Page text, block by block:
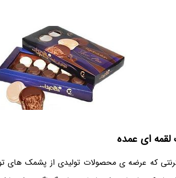
ای عمده
که عرضه ی محصولات تولیدی از پشمک های